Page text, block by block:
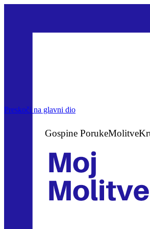
Preskoči na glavni dio
Gospine PorukeMolitve